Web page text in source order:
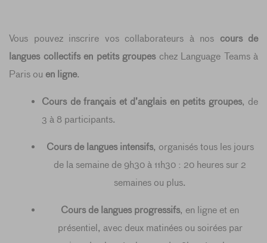
Vous pouvez inscrire vos collaborateurs à nos cours de
langues collectifs en petits groupeschez Language Teams à
Paris ou en ligne.
Cours de français et d’anglais en petits groupes, de
3 à 8 participants.
Cours de langues intensifs, organisés tous les jours
de la semaine de 9h30 à 11h30 : 20 heures sur 2
semaines ou plus.
Cours de langues progressifs, en ligne et en
présentiel, avec deux matinées ou soirées par